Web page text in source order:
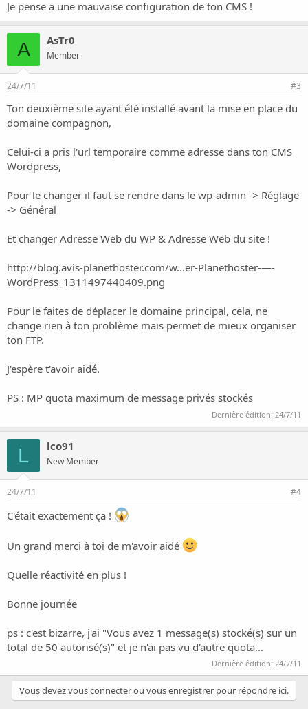
Je pense a une mauvaise configuration de ton CMS !
A AsTr0
Member
24/7/11 #3
Ton deuxième site ayant été installé avant la mise en place du
domaine compagnon,
Celui-ci a pris l'url temporaire comme adresse dans ton CMS
Wordpress,
Pour le changer il faut se rendre dans le wp-admin -> Réglage
-> Général
Et changer Adresse Web du WP & Adresse Web du site !
http://blog.avis-planethoster.com/w...er-Planethoster-—-
WordPress_1311497440409.png
Pour le faites de déplacer le domaine principal, cela, ne
change rien à ton problème mais permet de mieux organiser
ton FTP.
J'espère t'avoir aidé.
PS : MP quota maximum de message privés stockés
Dernière édition: 24/7/11
L lco91
New Member
24/7/11 #4
C'était exactement ça !
Un grand merci à toi de m'avoir aidé
Quelle réactivité en plus !
Bonne journée
ps : c'est bizarre, j'ai "Vous avez 1 message(s) stocké(s) sur un
total de 50 autorisé(s)" et je n'ai pas vu d'autre quota...
Dernière édition: 24/7/11
Vous devez vous connecter ou vous enregistrer pour répondre ici.